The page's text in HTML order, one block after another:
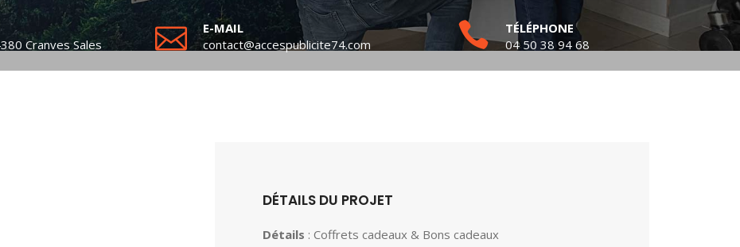
Cranves Sales
E-MAIL
contact@accespublicite74.com
TÉLÉPHONE
04 50 38 94 68
DÉTAILS DU PROJET
Détails : Coffrets cadeaux & Bons cadeaux